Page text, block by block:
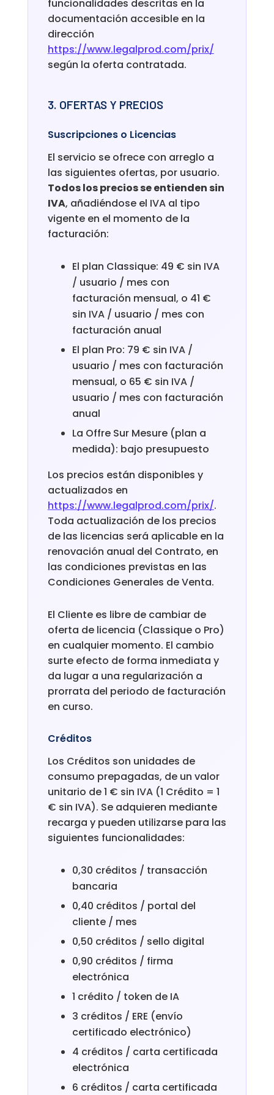
funcionalidades descritas en la
documentación accesible en la
dirección
https://www.legalprod.com/prix/
según la oferta contratada.
3. OFERTAS Y PRECIOS
Suscripciones o Licencias
El servicio se ofrece con arreglo a
las siguientes ofertas, por usuario.
Todos los precios se entienden sin
IVA, añadiéndose el IVA al tipo
vigente en el momento de la
facturación:
El plan Classique: 49 € sin IVA
/ usuario / mes con
facturación mensual, o 41 €
sin IVA / usuario / mes con
facturación anual
El plan Pro: 79 € sin IVA /
usuario / mes con facturación
mensual, o 65 € sin IVA /
usuario / mes con facturación
anual
La Offre Sur Mesure (plan a
medida): bajo presupuesto
Los precios están disponibles y
actualizados en
https://www.legalprod.com/prix/.
Toda actualización de los precios
de las licencias será aplicable en la
renovación anual del Contrato, en
las condiciones previstas en las
Condiciones Generales de Venta.
El Cliente es libre de cambiar de
oferta de licencia (Classique o Pro)
en cualquier momento. El cambio
surte efecto de forma inmediata y
da lugar a una regularización a
prorrata del periodo de facturación
en curso.
Créditos
Los Créditos son unidades de
consumo prepagadas, de un valor
unitario de 1 € sin IVA (1 Crédito = 1
€ sin IVA). Se adquieren mediante
recarga y pueden utilizarse para las
siguientes funcionalidades:
0,30 créditos / transacción
bancaria
0,40 créditos / portal del
cliente / mes
0,50 créditos / sello digital
0,90 créditos / firma
electrónica
1 crédito / token de IA
3 créditos / ERE (envío
certificado electrónico)
4 créditos / carta certificada
electrónica
6 créditos / carta certificada